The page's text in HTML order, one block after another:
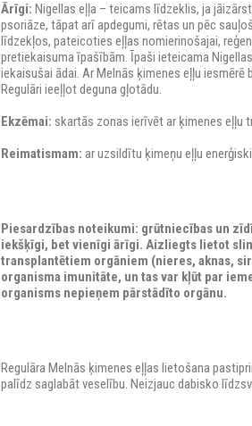
Ārīgi: Nigellas eļļa – teicams līdzeklis, ja
psoriāze, tāpat arī apdegumi, rētas un pēc
līdzekļos, pateicoties eļļas nomierinošajai,
pretiekaisuma īpašībām. Īpaši ieteicama
iekaisušai ādai. Ar Melnās ķimenes eļļu iesmērē
Regulāri ieeļļot deguna gļotādu.
Ekzēmai: skartās zonas ierīvēt ar ķimenes eļļu
Reimatismam: ar uzsildītu ķimeņu eļļu
Piesardzības noteikumi: grūtniecības un
iekšķīgi, bet vienīgi ārīgi. Aizliegts lietot
transplantētiem orgāniem (nieres, aknas,
organisma imunitāte, un tas var kļūt par
organisms nepieņem pārstādīto orgānu.
Regulāra Melnās ķimenes eļļas lietošana
palīdz saglabāt veselību. Neizjauc dabisko